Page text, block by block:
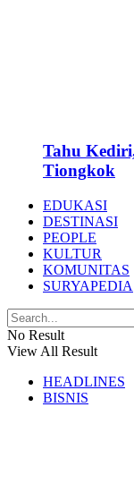
Tahu
Tiongkok
EDUKASI
DESTINASI
PEOPLE
KULTUR
KOMUNITAS
SURYAPEDIA
No Result
View All Result
HEADLINES
BISNIS